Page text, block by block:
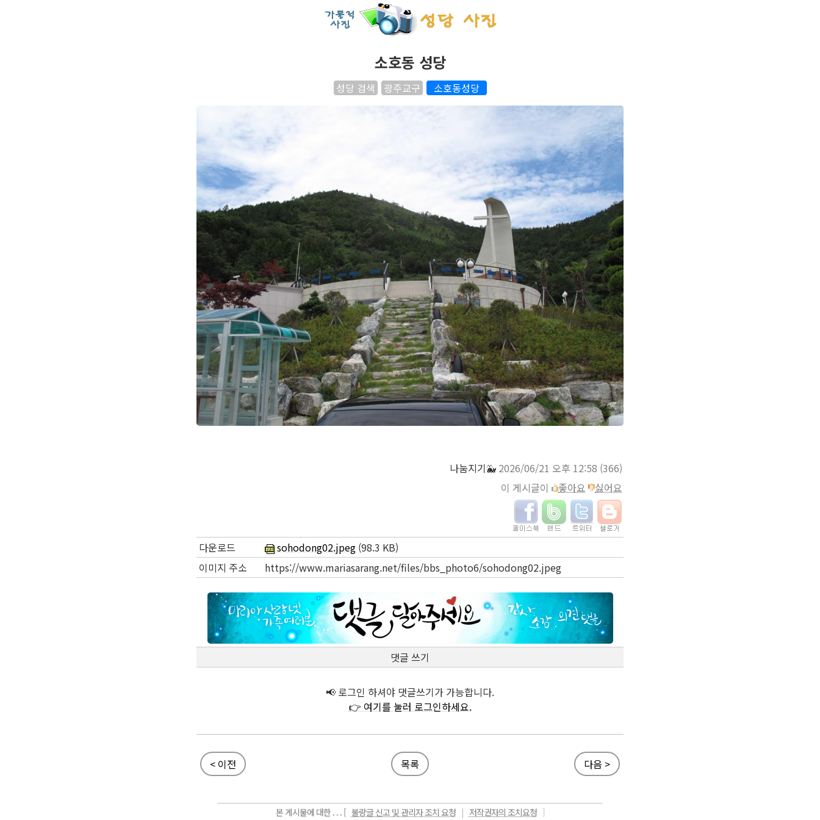
소호동 성당
성당 검색 광주교구 소호동성당
나눔지기🐳 2026/06/21 오후 12:58 (366)
이 게시글이
좋아요 싫어요
다운로드 sohodong02.jpeg (98.3 KB)
이미지 주소
https://www.mariasarang.net/files/bbs_photo6/sohodong02.jpeg
댓글 쓰기
📢 로그인 하셔야 댓글쓰기가 가능합니다.
👉 여기를 눌러 로그인하세요.
< 이전 목록 다음 >
본 게시물에 대한 . . . [ 불량글 신고 및 관리자 조치 요청 | 저작권자의 조치요청 ]